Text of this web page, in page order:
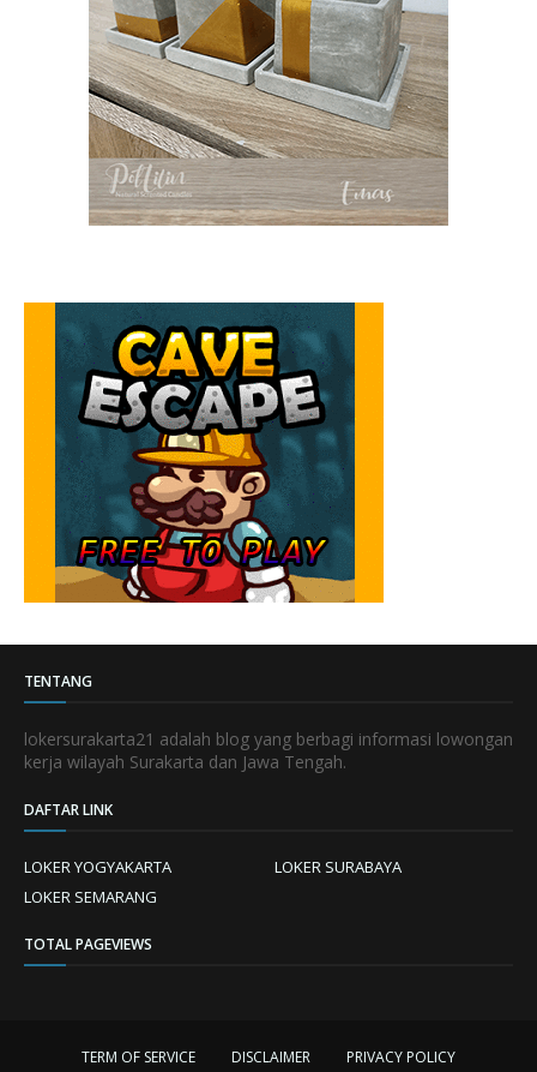
TENTANG
lokersurakarta21 adalah blog yang berbagi informasi lowongan
kerja wilayah Surakarta dan Jawa Tengah.
DAFTAR LINK
LOKER YOGYAKARTA
LOKER SURABAYA
LOKER SEMARANG
TOTAL PAGEVIEWS
TERM OF SERVICE DISCLAIMER PRIVACY POLICY